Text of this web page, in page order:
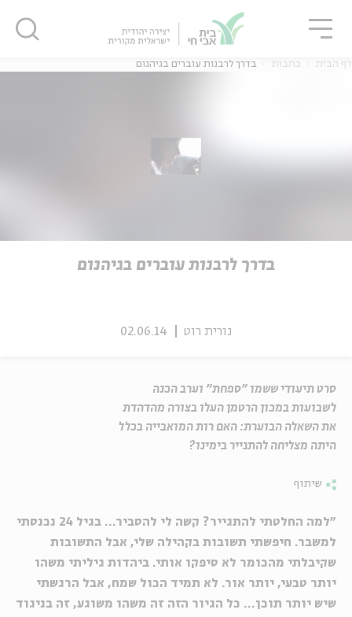
אנגלית
דף הבית כתבות בדרך לרבנות עוברים בגיהנום
בדרך לרבנות עוברים בגיהנום
נורית רוט 02.06.14
סרט תיעודי ששמו "ספחת" וערב הכנה
לשבועות במכון הרטמן העלו בצורה מהדהדת
את השאלה הבוערת: האם רות המואבייה בכלל
היתה מצליחה להתגייר בימינו?
שיתוף
"למה החלטתי להתגייר? קשה לי להסביר... בגיל 24 נכנסתי
למשבר. חיפשתי תשובות בקהילה שלי, אבל התשובות
שקיבלתי מהכומר לא סיפקו אותי. ביהדות גיליתי משהו
יותר טבעי, יותר אור. לא תמיד הכול שמח, אבל הרגשתי
שיש יותר תוכן... כל הגיור הזה זה משהו משוגע, זה בניגוד
סגור